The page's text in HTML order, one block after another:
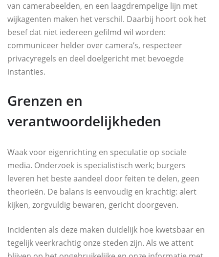
van camerabeelden, en een laagdrempelige lijn met
wijkagenten maken het verschil. Daarbij hoort ook het
besef dat niet iedereen gefilmd wil worden:
communiceer helder over camera’s, respecteer
privacyregels en deel doelgericht met bevoegde
instanties.
Grenzen en
verantwoordelijkheden
Waak voor eigenrichting en speculatie op sociale
media. Onderzoek is specialistisch werk; burgers
leveren het beste aandeel door feiten te delen, geen
theorieën. De balans is eenvoudig en krachtig: alert
kijken, zorgvuldig bewaren, gericht doorgeven.
Incidenten als deze maken duidelijk hoe kwetsbaar en
tegelijk veerkrachtig onze steden zijn. Als we attent